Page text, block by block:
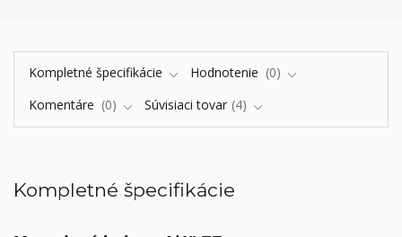
Kompletné špecifikácie Hodnotenie
0
Komentáre
0 Súvisiaci tovar 4
Kompletné špecifikácie